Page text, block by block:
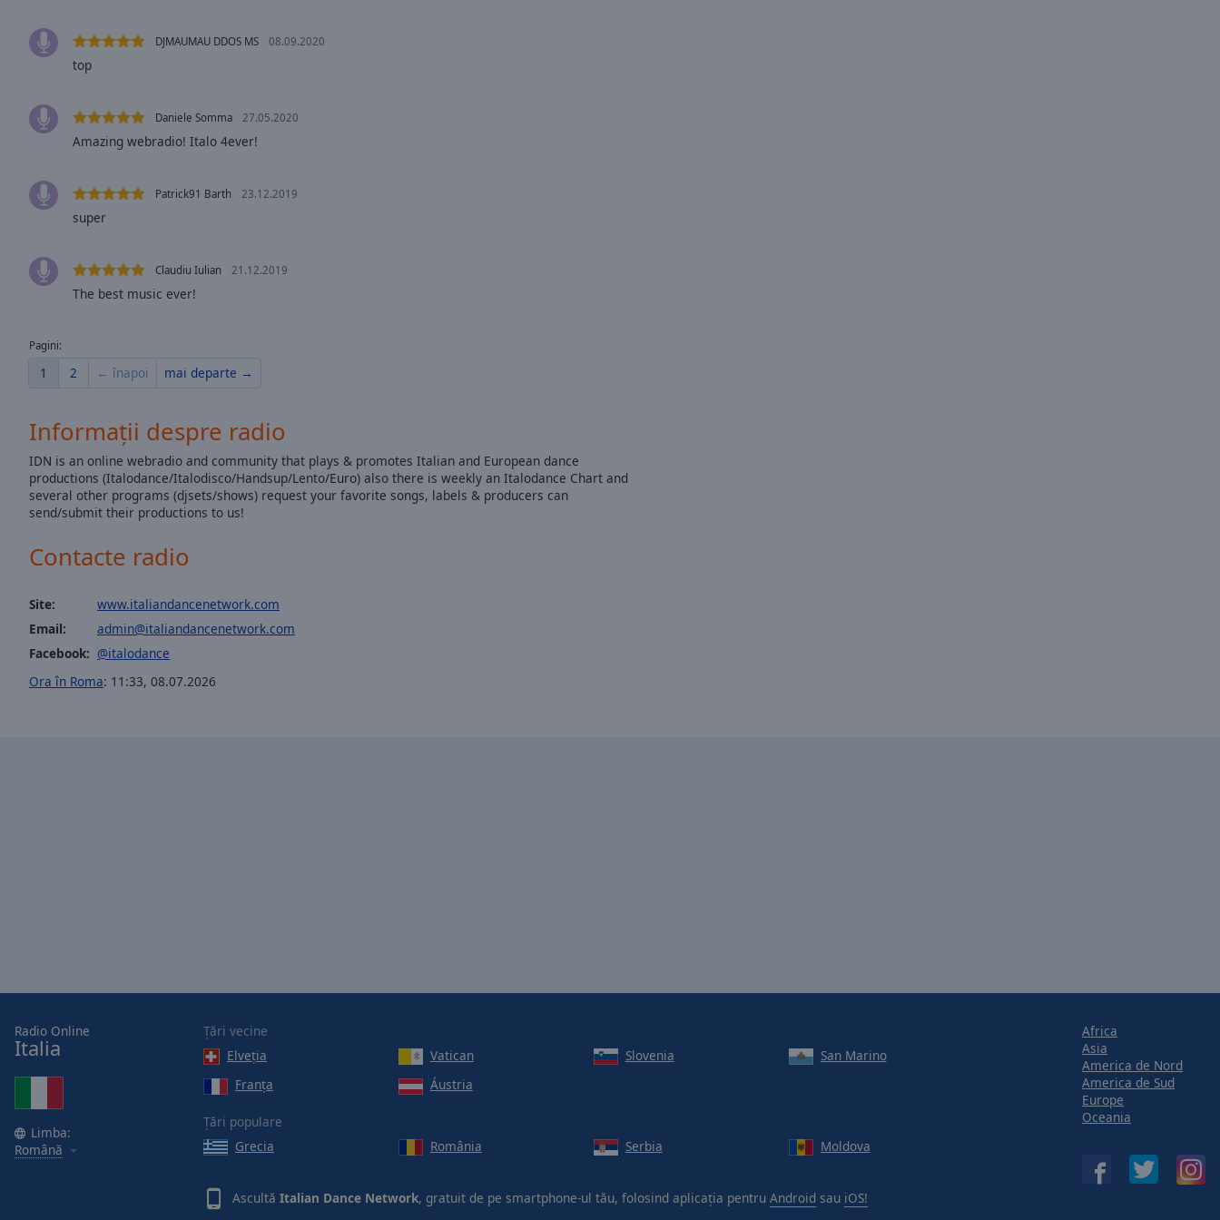
Style
Family
Close
dialog
window.
DJMAUMAU DDOS MS 08.09.2020
top
Daniele Somma 27.05.2020
Amazing webradio! Italo 4ever!
Patrick91 Barth 23.12.2019
super
Claudiu Iulian 21.12.2019
The best music ever!
Pagini:
1 2 ← înapoi mai departe →
Informații despre radio
IDN is an online webradio and community that plays & promotes Italian and European dance
productions (Italodance/Italodisco/Handsup/Lento/Euro) also there is weekly an Italodance Chart and
several other programs (djsets/shows) request your favorite songs, labels & producers can
send/submit their productions to us!
Contacte radio
Site:
www.italiandancenetwork.com
Email:
admin@italiandancenetwork.com
Facebook: @italodance
Ora în Roma: 11:33, 08.07.2026
Radio Online
Italia
Limba:
Română
Țări vecine
Elveţia
Vatican Slovenia
San Marino
Franţa
Áustria
Țări populare
Grecia
România Serbia Moldova
Ascultă Italian Dance Network, gratuit de pe smartphone-ul tău, folosind aplicația pentru Android sau iOS!
Africa
Asia
America de Nord
America de Sud
Europe
Oceania